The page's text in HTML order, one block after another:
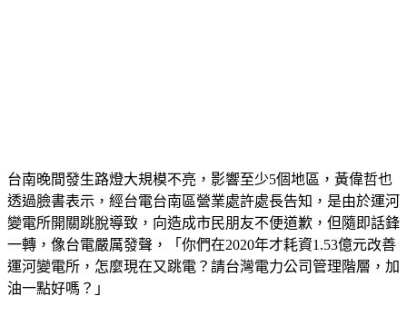
台南晚間發生路燈大規模不亮，影響至少5個地區，黃偉哲也
透過臉書表示，經台電台南區營業處許處長告知，是由於運河
變電所開關跳脫導致，向造成市民朋友不便道歉，但隨即話鋒
一轉，像台電嚴厲發聲，「你們在2020年才耗資1.53億元改善
運河變電所，怎麼現在又跳電？請台灣電力公司管理階層，加
油一點好嗎？」